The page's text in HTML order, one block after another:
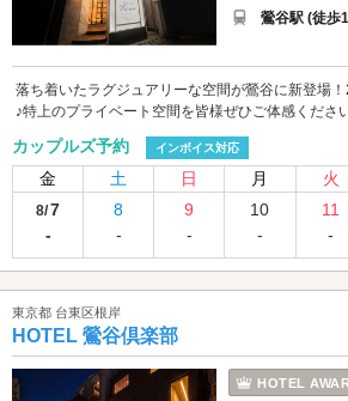
鶯谷駅 (徒歩
落ち着いたラグジュアリーな空間が鶯谷に新登場
♪特上のプライベート空間を皆様ぜひご体感ください
カップルズ予約 インボイス対応
金 土 日 月 火
8/7
-
8
-
9
-
10
-
11
-
東京都 台東区根岸
HOTEL 鶯谷倶楽部
HOTEL